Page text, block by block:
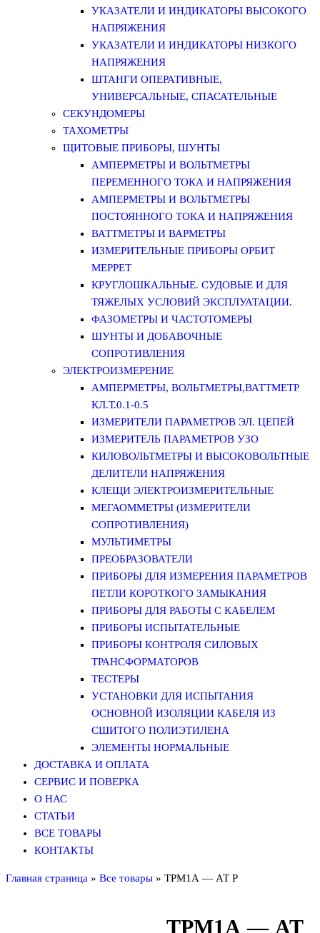
УКАЗАТЕЛИ И ИНДИКАТОРЫ ВЫСОКОГО
НАПРЯЖЕНИЯ
УКАЗАТЕЛИ И ИНДИКАТОРЫ НИЗКОГО
НАПРЯЖЕНИЯ
ШТАНГИ ОПЕРАТИВНЫЕ,
УНИВЕРСАЛЬНЫЕ, СПАСАТЕЛЬНЫЕ
СЕКУНДОМЕРЫ
ТАХОМЕТРЫ
ЩИТОВЫЕ ПРИБОРЫ, ШУНТЫ
АМПЕРМЕТРЫ И ВОЛЬТМЕТРЫ
ПЕРЕМЕННОГО ТОКА И НАПРЯЖЕНИЯ
АМПЕРМЕТРЫ И ВОЛЬТМЕТРЫ
ПОСТОЯННОГО ТОКА И НАПРЯЖЕНИЯ
ВАТТМЕТРЫ И ВАРМЕТРЫ
ИЗМЕРИТЕЛЬНЫЕ ПРИБОРЫ ОРБИТ
МЕРРЕТ
КРУГЛОШКАЛЬНЫЕ. СУДОВЫЕ И ДЛЯ
ТЯЖЕЛЫХ УСЛОВИЙ ЭКСПЛУАТАЦИИ.
ФАЗОМЕТРЫ И ЧАСТОТОМЕРЫ
ШУНТЫ И ДОБАВОЧНЫЕ
СОПРОТИВЛЕНИЯ
ЭЛЕКТРОИЗМЕРЕНИЕ
АМПЕРМЕТРЫ, ВОЛЬТМЕТРЫ,ВАТТМЕТР
КЛ.Т.0.1-0.5
ИЗМЕРИТЕЛИ ПАРАМЕТРОВ ЭЛ. ЦЕПЕЙ
ИЗМЕРИТЕЛЬ ПАРАМЕТРОВ УЗО
КИЛОВОЛЬТМЕТРЫ И ВЫСОКОВОЛЬТНЫЕ
ДЕЛИТЕЛИ НАПРЯЖЕНИЯ
КЛЕЩИ ЭЛЕКТРОИЗМЕРИТЕЛЬНЫЕ
МЕГАОММЕТРЫ (ИЗМЕРИТЕЛИ
СОПРОТИВЛЕНИЯ)
МУЛЬТИМЕТРЫ
ПРЕОБРАЗОВАТЕЛИ
ПРИБОРЫ ДЛЯ ИЗМЕРЕНИЯ ПАРАМЕТРОВ
ПЕТЛИ КОРОТКОГО ЗАМЫКАНИЯ
ПРИБОРЫ ДЛЯ РАБОТЫ С КАБЕЛЕМ
ПРИБОРЫ ИСПЫТАТЕЛЬНЫЕ
ПРИБОРЫ КОНТРОЛЯ СИЛОВЫХ
ТРАНСФОРМАТОРОВ
ТЕСТЕРЫ
УСТАНОВКИ ДЛЯ ИСПЫТАНИЯ
ОСНОВНОЙ ИЗОЛЯЦИИ КАБЕЛЯ ИЗ
СШИТОГО ПОЛИЭТИЛЕНА
ЭЛЕМЕНТЫ НОРМАЛЬНЫЕ
ДОСТАВКА И ОПЛАТА
СЕРВИС И ПОВЕРКА
О НАС
СТАТЬИ
ВСЕ ТОВАРЫ
КОНТАКТЫ
Главная страница » Все товары » ТРМ1А — АТ Р
ТРМ1А — АТ